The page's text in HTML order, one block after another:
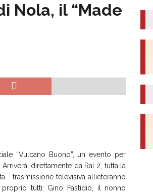
Nola, il “Made
“Vulcano Buono”, un evento per
direttamente da Rai 2, tutta la
trasmissione televisiva allieteranno
tutti: Gino Fastidio, il nonno